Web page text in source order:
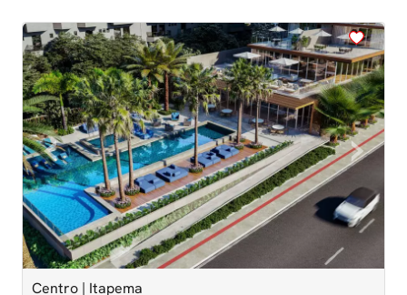
<<<<
‹Previous ›Next
Centro | Itapema